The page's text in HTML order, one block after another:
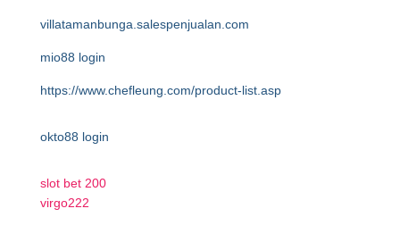
villatamanbunga.salespenjualan.com
mio88 login
https://www.chefleung.com/product-list.asp
okto88 login
slot bet 200
virgo222